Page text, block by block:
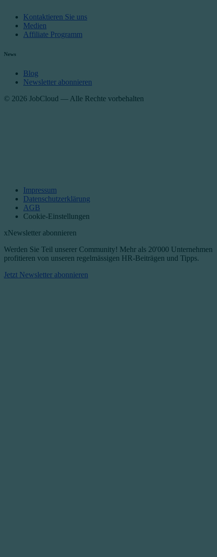
Kontaktieren Sie uns
Medien
Affiliate Programm
News
Blog
Newsletter abonnieren
© 2026 JobCloud — Alle Rechte vorbehalten
Impressum
Datenschutzerklärung
AGB
Cookie-Einstellungen
xNewsletter abonnieren
Werden Sie Teil unserer Community! Mehr als 20'000 Unternehmen
profitieren von unseren regelmässigen HR-Beiträgen und Tipps.​
Jetzt Newsletter abonnieren​